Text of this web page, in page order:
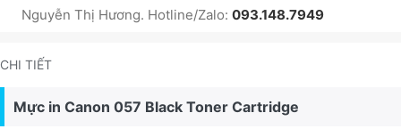
Nguyễn Thị Hương. Hotline/Zalo: 093.148.7949
CHI TIẾT
Mực in Canon 057 Black Toner Cartridge